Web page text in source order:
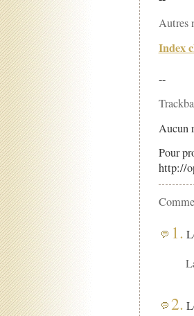
Autres
Index
--
Aucun
Pour
http://
1.
2.